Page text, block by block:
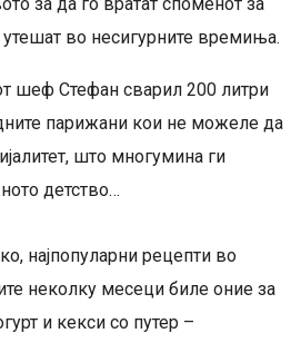
во несигурните времиња.
шеф Стефан сварил 200 литри
парижани кои не можеле да
што многумина ги
детство…
најпопуларни рецепти во
неколку месеци биле оние за
и кекси со путер –